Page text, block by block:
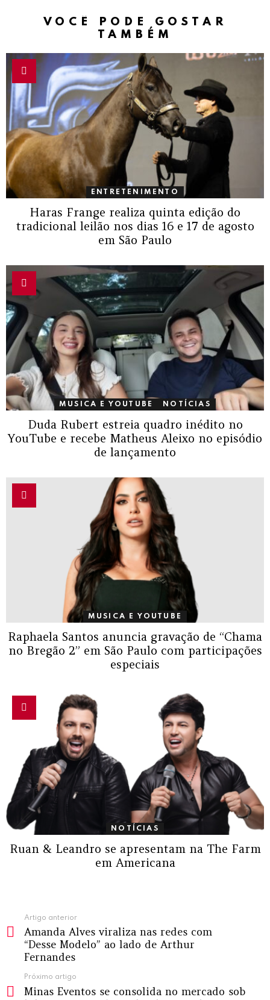
VOCÊ PODE GOSTAR
TAMBÉM
ENTRETENIMENTO
Haras Frange realiza quinta edição do
tradicional leilão nos dias 16 e 17 de agosto
em São Paulo
MUSICA E YOUTUBE NOTÍCIAS
Duda Rubert estreia quadro inédito no
YouTube e recebe Matheus Aleixo no episódio
de lançamento
MUSICA E YOUTUBE
Raphaela Santos anuncia gravação de “Chama
no Bregão 2” em São Paulo com participações
especiais
NOTÍCIAS
Ruan & Leandro se apresentam na The Farm
em Americana
mais
Artigo anterior
Amanda Alves viraliza nas redes com
“Desse Modelo” ao lado de Arthur
Fernandes
Próximo artigo
Minas Eventos se consolida no mercado sob